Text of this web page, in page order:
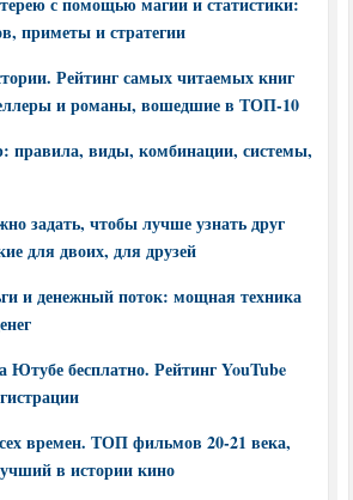
приметы и стратегии
Рейтинг самых читаемых книг
и романы, вошедшие в ТОП-10
правила, виды, комбинации, системы,
задать, чтобы лучше узнать друг
для двоих, для друзей
и денежный поток: мощная техника
бесплатно. Рейтинг YouTube
времен. ТОП фильмов 20-21 века,
в истории кино